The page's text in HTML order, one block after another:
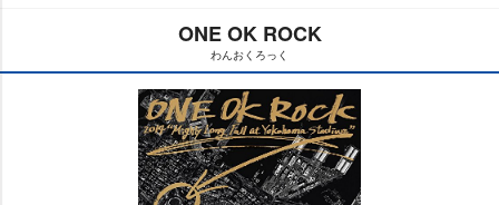
ONE OK ROCK
わんおくろっく